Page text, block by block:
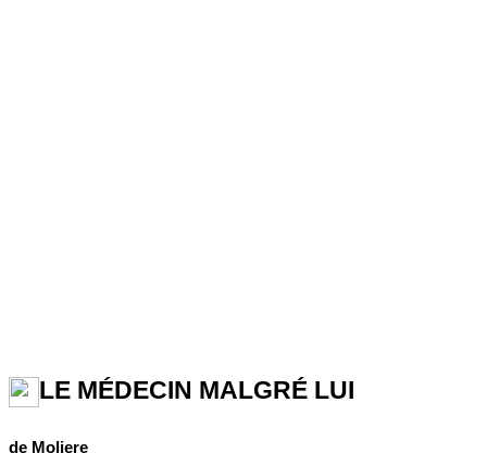
LE MÉDECIN MALGRÉ LUI
de Moliere